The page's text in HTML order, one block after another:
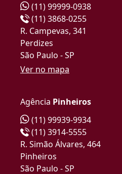
(11) 99999-0938
(11) 3868-0255
R. Campevas, 341
Perdizes
São Paulo - SP
Ver no mapa
Agência Pinheiros
(11) 99939-9934
(11) 3914-5555
R. Simão Álvares, 464
Pinheiros
São Paulo - SP